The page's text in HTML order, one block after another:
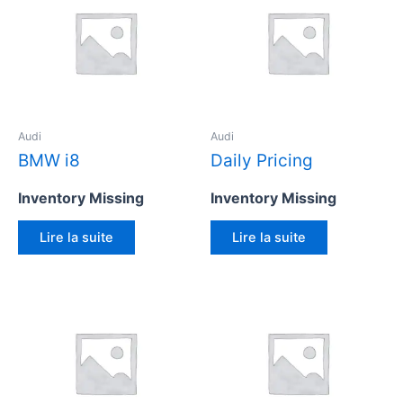
Audi
BMW i8
Inventory Missing
Lire la suite
Audi
Daily Pricing
Inventory Missing
Lire la suite